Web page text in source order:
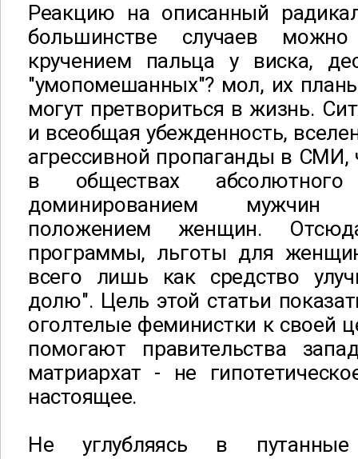
Реакцию на описанный
большинстве случаев можно
кручением пальца у виска,
"умопомешанных"? мол, их
могут претвориться в жизнь.
и всеобщая убежденность,
агрессивной пропаганды в
в обществах
доминированием
положением женщин.
программы, льготы для
всего лишь как средство
долю". Цель этой статьи
оголтелые феминистки к своей
помогают правительства
матриархат - не
настоящее.
Не углубляясь в